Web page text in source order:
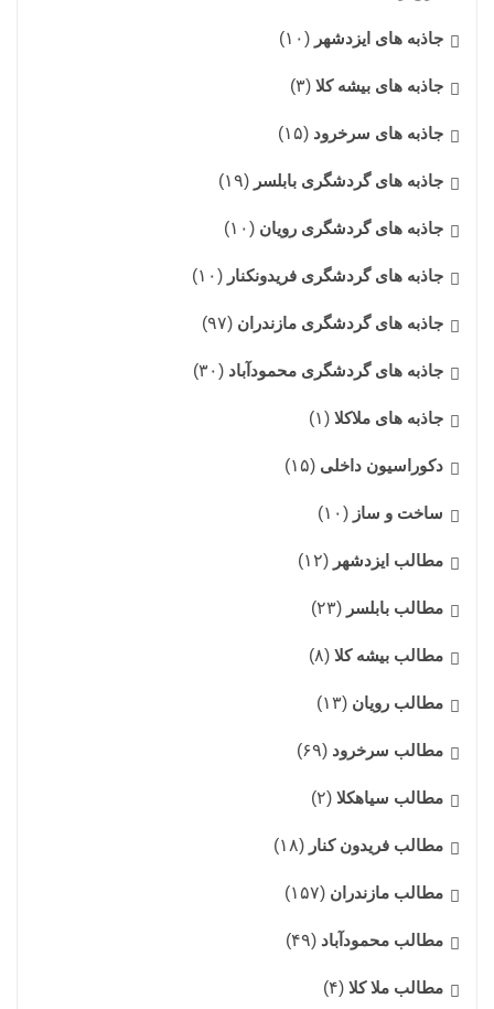
جاذبه های ایزدشهر (۱۰)
جاذبه های بیشه کلا (۳)
جاذبه های سرخرود (۱۵)
جاذبه های گردشگری بابلسر (۱۹)
جاذبه های گردشگری رویان (۱۰)
جاذبه های گردشگری فریدونکنار (۱۰)
جاذبه های گردشگری مازندران (۹۷)
جاذبه های گردشگری محمودآباد (۳۰)
جاذبه های ملاکلا (۱)
دکوراسیون داخلی (۱۵)
ساخت و ساز (۱۰)
مطالب ایزدشهر (۱۲)
مطالب بابلسر (۲۳)
مطالب بیشه کلا (۸)
مطالب رویان (۱۳)
مطالب سرخرود (۶۹)
مطالب سیاهکلا (۲)
مطالب فریدون کنار (۱۸)
مطالب مازندران (۱۵۷)
مطالب محمودآباد (۴۹)
مطالب ملا کلا (۴)